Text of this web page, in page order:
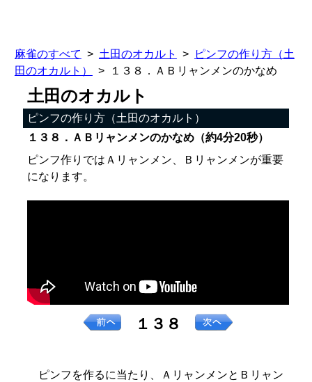
麻雀のすべて 土田のオカルト
ピンフの作り方（土
田のオカルト）
１３８．ＡＢリャンメンのかなめ
土田のオカルト
ピンフの作り方（土田のオカルト）
１３８．ＡＢリャンメンのかなめ（約4分20秒）
ピンフ作りではＡリャンメン、Ｂリャンメンが重要
になります。
１３８
ピンフを作るに当たり、ＡリャンメンとＢリャン